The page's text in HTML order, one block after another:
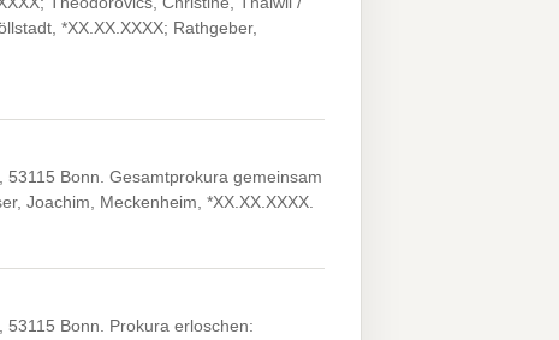
*XX.XX.XXXX; Rathgeber,
Bonn. Gesamtprokura gemeinsam
Joachim, Meckenheim, *XX.XX.XXXX.
Bonn. Prokura erloschen: